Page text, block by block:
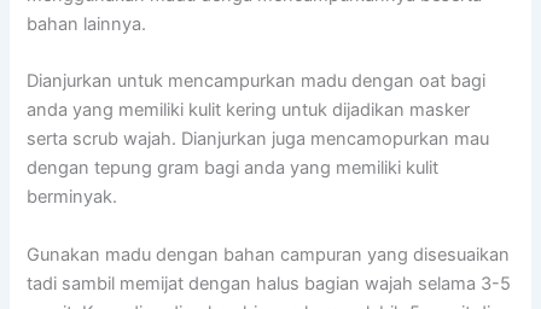
bahan lainnya.
Dianjurkan untuk mencampurkan madu dengan oat bagi
anda yang memiliki kulit kering untuk dijadikan masker
serta scrub wajah. Dianjurkan juga mencamopurkan mau
dengan tepung gram bagi anda yang memiliki kulit
berminyak.
Gunakan madu dengan bahan campuran yang disesuaikan
tadi sambil memijat dengan halus bagian wajah selama 3-5